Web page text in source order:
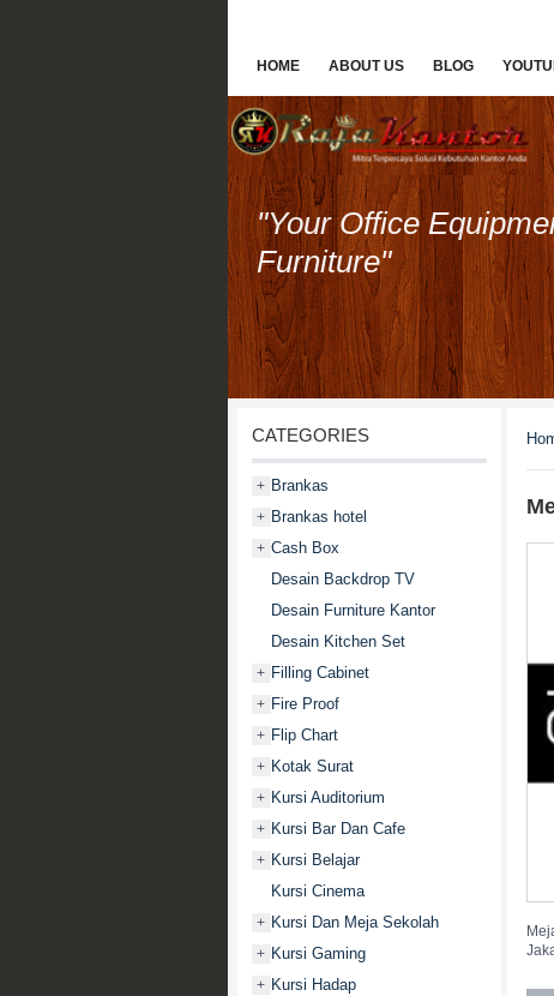
HOME ABOUT US BLOG
"Your Office
Furniture"
CATEGORIES
+ Brankas
+ Brankas hotel
+ Cash Box
Desain Backdrop TV
Desain Furniture Kantor
Desain Kitchen Set
+ Filling Cabinet
+ Fire Proof
+ Flip Chart
+ Kotak Surat
+ Kursi Auditorium
+ Kursi Bar Dan Cafe
+ Kursi Belajar
Kursi Cinema
+ Kursi Dan Meja Sekolah
+ Kursi Gaming
+ Kursi Hadap